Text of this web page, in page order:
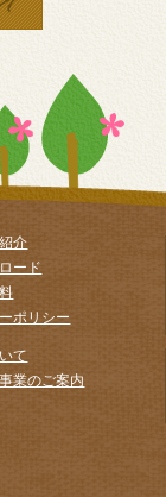
介
ード
ポリシー
て
業のご案内